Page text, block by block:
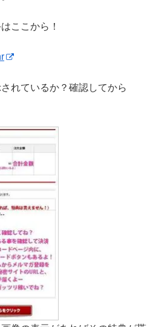
ここから！
れているか？確認してから